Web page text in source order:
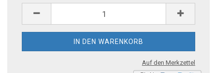
Auf den Merkzettel